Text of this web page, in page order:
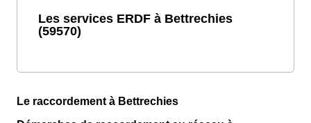
Les services ERDF à Bettrechies
(59570)
Le raccordement à Bettrechies